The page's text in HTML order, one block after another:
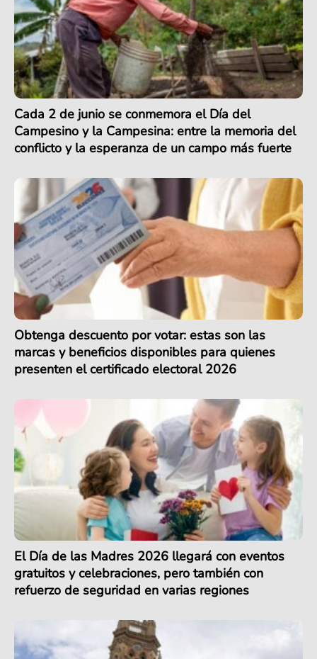
Cada 2 de junio se conmemora el Día del
Campesino y la Campesina: entre la memoria del
conflicto y la esperanza de un campo más fuerte
Obtenga descuento por votar: estas son las
marcas y beneficios disponibles para quienes
presenten el certificado electoral 2026
El Día de las Madres 2026 llegará con eventos
gratuitos y celebraciones, pero también con
refuerzo de seguridad en varias regiones